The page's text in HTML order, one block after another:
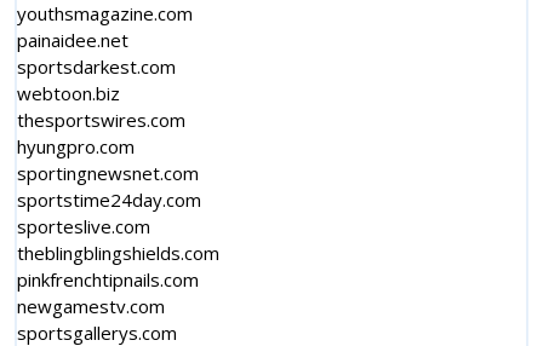
youthsmagazine.com
painaidee.net
sportsdarkest.com
webtoon.biz
thesportswires.com
hyungpro.com
sportingnewsnet.com
sportstime24day.com
sporteslive.com
theblingblingshields.com
pinkfrenchtipnails.com
newgamestv.com
sportsgallerys.com